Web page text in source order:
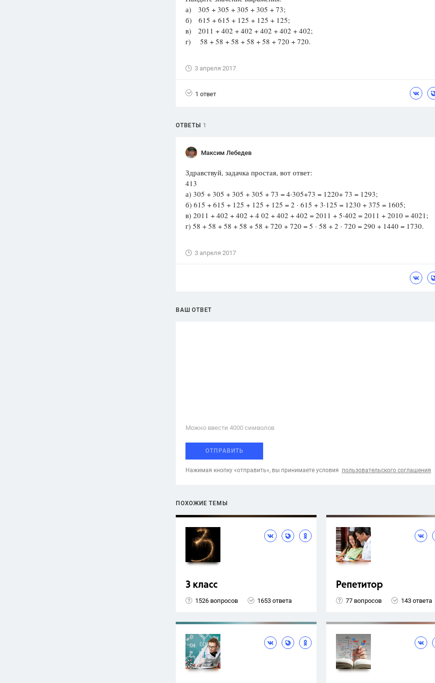
Вузы
ответа
Олимпиады
Spotlight
ГИА
а) 305 + 305 + 305 + 305 + 73;
б) 615 + 615 + 125 + 125 + 125;
в) 2011 + 402 + 402 + 402 + 402 + 402;
г) 58 + 58 + 58 + 58 + 58 + 720 + 720.
3 апреля 2017
1 ответ
ОТВЕТЫ 1
Максим Лебедев
Здравствуй, задачка простая, вот ответ:
413
а) 305 + 305 + 305 + 305 + 73 = 4·305+73 = 1220+ 73 = 1293;
б) 615 + 615 + 125 + 125 + 125 = 2 · 615 + 3·125 = 1230 + 375 = 1605;
в) 2011 + 402 + 402 + 4 02 + 402 + 402 = 2011 + 5·402 = 2011 + 2010 = 4021;
г) 58 + 58 + 58 + 58 + 58 + 720 + 720 = 5 · 58 + 2 · 720 = 290 + 1440 = 1730.
3 апреля 2017
ВАШ ОТВЕТ
Можно ввести 4000 cимволов
ОТПРАВИТЬ
Нажимая кнопку «отправить», вы принимаете условия пользовательского соглашения
ПОХОЖИЕ ТЕМЫ
3 класс
1526 вопросов 1653 ответа
Репетитор
77 вопросов 143 ответа